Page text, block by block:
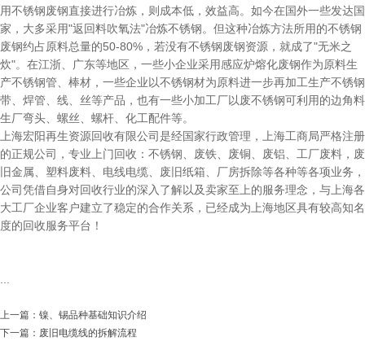
用不锈钢废钢直接进行冶炼，则成本低，效益高。如今在国外一些发达国
家，大多采用"返回料吹氧法"冶炼不锈钢。但这种冶炼方法所用的不锈钢
废钢约占原料总量的50-80%，若没有不锈钢废钢资源，就成了"无米之
炊"。在江浙、广东等地区，一些小企业采用感应炉熔化废钢作为原料生
产不锈钢管、棒材，一些企业以不锈钢材为原料进一步再加工生产不锈钢
带、焊管、线、丝等产品，也有一些小加工厂以废不锈钢可利用的边角料
生厂弯头、螺丝、螺杆、化工配件等。
上海宏阳再生资源回收有限公司是经国家行政管理，上海工商局严格注册
的正规公司，专业上门回收：不锈钢、废铁、废铜、废铝、工厂废料，废
旧金属、塑料废料、电线电缆、废旧纸箱、厂房拆除等各种等各项业务，
公司凭借自身对回收行业的深入了解以及卖家至上的服务理念，与上海各
大工厂企业客户建立了稳定的合作关系，已经成为上海地区具有较高知名
度的回收服务平台！
上一篇： 镍、锡品种基础知识介绍
下一篇： 废旧电缆线的拆解流程